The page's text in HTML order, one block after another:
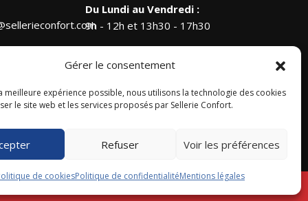
Gérer le consentement
meilleure expérience possible, nous utilisons la technologie des cookies
le site web et les services proposés par Sellerie Confort.
Refuser Voir les préférences
de cookiesPolitique de confidentialitéMentions légales
Du Lundi au Vendredi :
9h - 12h et 13h30 - 17h30
9h - 12h
Horaires accueil
téléphonique